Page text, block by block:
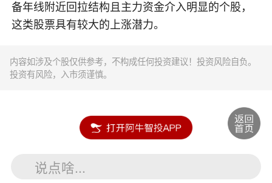
备年线附近回拉结构且主力资金介入明显的个股，
这类股票具有较大的上涨潜力。
内容如涉及个股仅供参考，不构成任何投资建议！投资风险自负。
投资有风险，入市须谨慎。
说点啥...